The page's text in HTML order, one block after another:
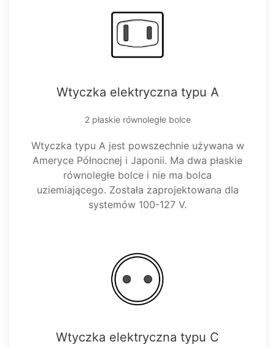
Wtyczka elektryczna typu A
2 płaskie równoległe bolce
Wtyczka typu A jest powszechnie używana w
Ameryce Północnej i Japonii. Ma dwa płaskie
równoległe bolce i nie ma bolca
uziemiającego. Została zaprojektowana dla
systemów 100-127 V.
Wtyczka elektryczna typu C